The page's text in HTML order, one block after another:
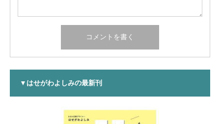
▼はせがわよしみの最新刊